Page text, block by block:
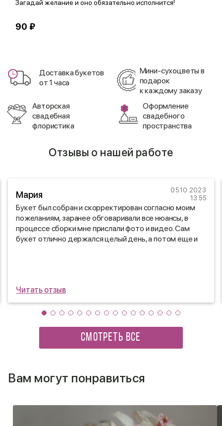
Загадай желание и оно обязательно исполнится!
90 ₽
Доставка букетов
от 1 часа
Мини-сухоцветы в
подарок
к каждому заказу
Авторская
свадебная
флористика
Оформление
свадебного
пространства
Отзывы о нашей работе
Мария
05.10.2023
13:55
Букет был собран и скорректирован согласно моим
пожеланиям, заранее обговаривали все нюансы, в
процессе сборки мне прислали фото и видео. Сам
букет отлично держался целый день, а потом еще и
Читать отзыв
СМОТРЕТЬ ВСЕ
Вам могут понравиться